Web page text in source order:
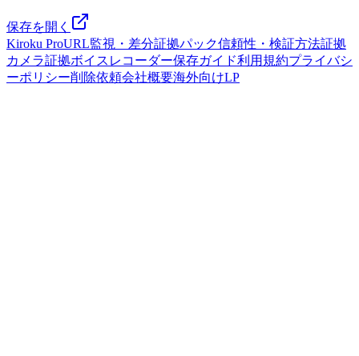
保存を開く
Kiroku ProURL監視・差分証拠パック信頼性・検証方法証拠
カメラ証拠ボイスレコーダー保存ガイド利用規約プライバシ
ーポリシー削除依頼会社概要海外向けLP